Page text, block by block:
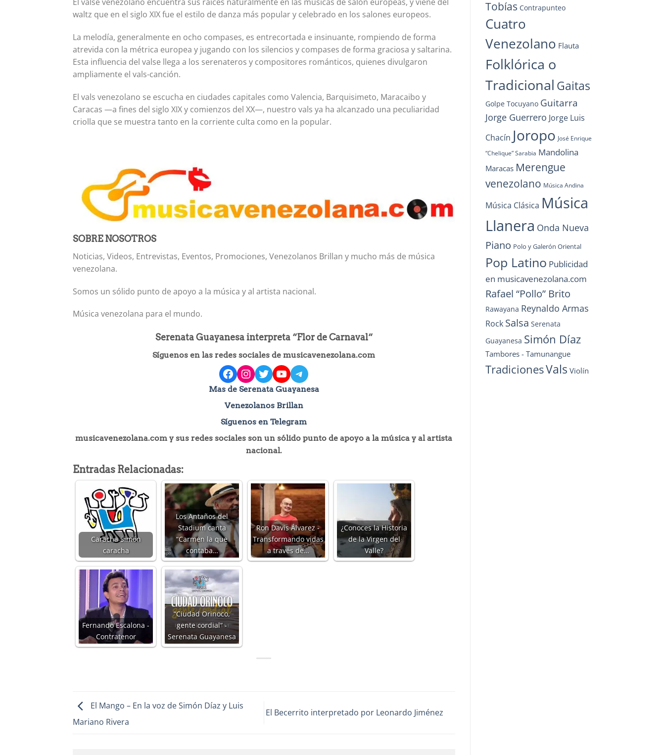
waltz que en el siglo XIX fue el estilo de danza más popular y celebrado en los salones europeos.
La melodía, generalmente en ocho compases, es entrecortada e insinuante, rompiendo de forma
atrevida con la métrica europea y jugando con los silencios y compases de forma graciosa y saltarina.
Esta influencia del valse llega a los serenateros y compositores románticos, quienes divulgaron
ampliamente el vals-canción.
El vals venezolano se escucha en ciudades capitales como Valencia, Barquisimeto, Maracaibo y
Caracas —a fines del siglo XIX y comienzos del XX—, nuestro vals ya ha alcanzado una peculiaridad
criolla que se muestra tanto en la corriente culta como en la popular.
SOBRE NOSOTROS
Noticias, Videos, Entrevistas, Eventos, Promociones, Venezolanos Brillan y mucho más de música
venezolana.
Somos un sólido punto de apoyo a la música y al artista nacional.
Música venezolana para el mundo.
Serenata Guayanesa interpreta “Flor de Carnaval“
Síguenos en las redes sociales de musicavenezolana.com
facebook
instagram
Twitter
YouTube
Telegram
Mas de Serenata Guayanesa
Venezolanos Brillan
Síguenos en Telegram
musicavenezolana.com y sus redes sociales son un sólido punto de apoyo a la música y al artista
nacional.
Entradas Relacionadas:
Caracha Simón
caracha
Los Antaños del
Stadium canta
“Carmen la que
contaba…
Ron Davis Álvarez -
Transformando vidas
a través de…
¿Conoces la Historia
de la Virgen del
Valle?
Fernando Escalona -
Contratenor
“Ciudad Orinoco,
gente cordial“ -
Serenata Guayanesa
El Mango – En la voz de Simón Díaz y Luis
Mariano Rivera
El Becerrito interpretado por Leonardo Jiménez
Tobías Contrapunteo
Cuatro
Venezolano Flauta
Folklórica o
Tradicional Gaitas
Golpe Tocuyano Guitarra
Jorge Guerrero Jorge Luis
Chacín Joropo José Enrique
“Chelique” Sarabia Mandolina
Maracas Merengue
venezolano Música Andina
Música Clásica Música
Llanera Onda Nueva
Piano Polo y Galerón Oriental
Pop Latino Publicidad
en musicavenezolana.com
Rafael “Pollo” Brito
Rawayana Reynaldo Armas
Rock Salsa Serenata
Guayanesa Simón Díaz
Tambores - Tamunangue
TradicionesVals Violín